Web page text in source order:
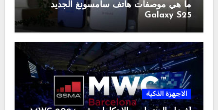
ما هي موصفات هاتف سامسونغ الجديد
Galaxy S25
الاجهزة الذكية